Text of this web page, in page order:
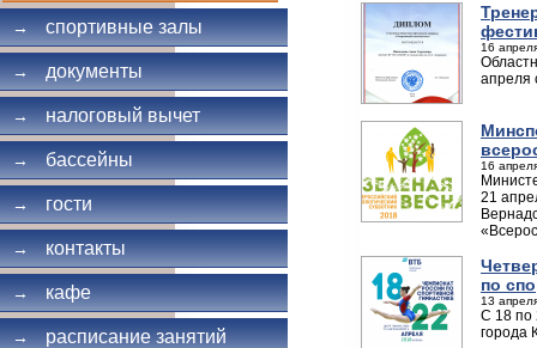
→ спортивные залы
→ документы
→ налоговый вычет
→ бассейны
→ гости
→ контакты
→ кафе
→ расписание занятий
16
апреля
16
21
по
13
С 18 по
города